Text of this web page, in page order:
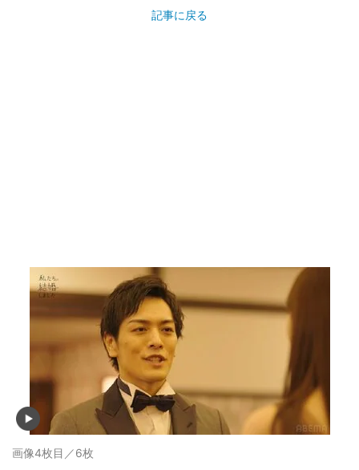
記事に戻る
画像4枚目／6枚